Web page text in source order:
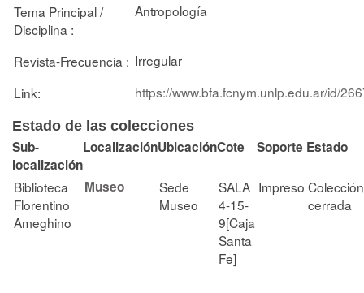
Tema Principal /
Disciplina :
Antropología
Revista-Frecuencia : Irregular
Link:
https://www.bfa.fcnym.unlp.edu.ar/id/
Estado de las colecciones
Sub-
localización
LocalizaciónUbicaciónCote Soporte Estado
Biblioteca
Florentino
Ameghino
Museo
Sede
Museo
SALA
4-15-
9[Caja
Santa
Fe]
Impreso Colección
cerrada